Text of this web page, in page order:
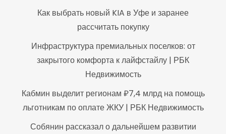
Как выбрать новый KIA в Уфе и заранее
рассчитать покупку
Инфраструктура премиальных поселков: от
закрытого комфорта к лайфстайлу | РБК
Недвижимость
Кабмин выделит регионам ₽7,4 млрд на помощь
льготникам по оплате ЖКУ | РБК Недвижимость
Собянин рассказал о дальнейшем развитии